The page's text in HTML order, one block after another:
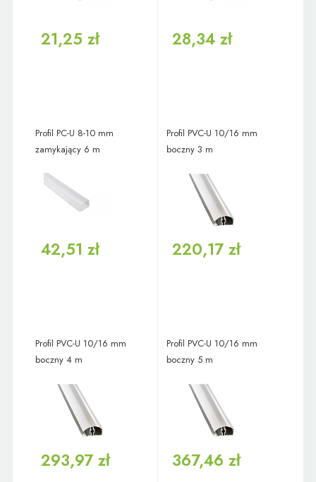
21,25 zł 28,34 zł
Profil PC-U 8-10 mm
zamykający 6 m
42,51 zł
Profil PVC-U 10/16 mm
boczny 3 m
220,17 zł
Profil PVC-U 10/16 mm
boczny 4 m
293,97 zł
Profil PVC-U 10/16 mm
boczny 5 m
367,46 zł